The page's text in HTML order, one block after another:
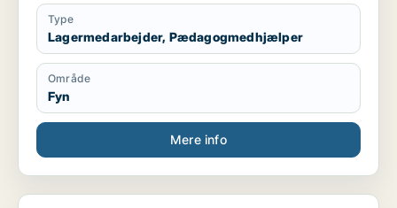
Type
Lagermedarbejder, Pædagogmedhjælper
Område
Fyn
Mere info